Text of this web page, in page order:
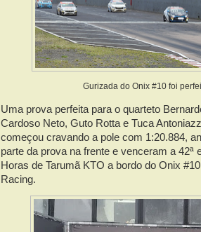
Gurizada do Onix #10 foi
Uma prova perfeita para o quarteto
Cardoso Neto, Guto Rotta e Tuca
começou cravando a pole com 1:20.884,
parte da prova na frente e venceram a 42ª
Horas de Tarumã KTO a bordo do Onix
Racing.